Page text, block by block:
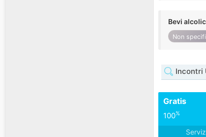
Bevi
Non
Incontri
Gratis
100%